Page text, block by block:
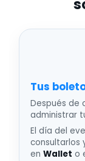
Tus
Después de
administrar
El día del
consultarlos
en Wallet o